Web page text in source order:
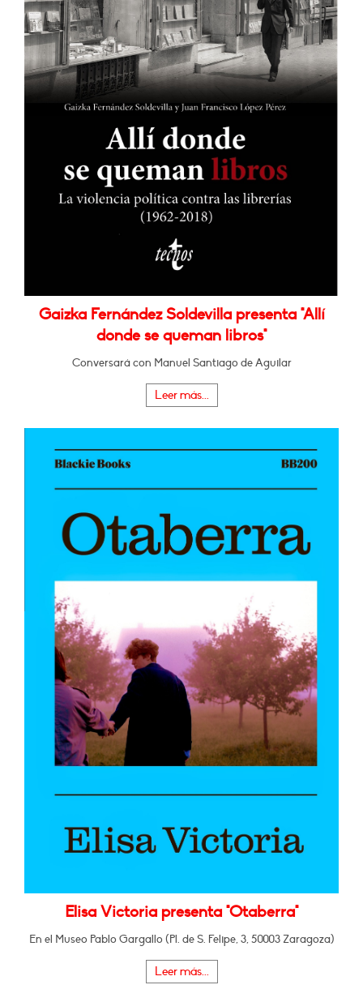
Gaizka Fernández Soldevilla presenta "Allí
donde se queman libros"
Conversará con Manuel Santiago de Aguilar
Leer más...
Elisa Victoria presenta "Otaberra"
En el Museo Pablo Gargallo (Pl. de S. Felipe, 3, 50003 Zaragoza)
Leer más...